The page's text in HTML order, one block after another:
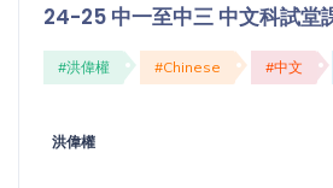
24-25 中一至中三 中文科試堂
#洪偉權 #Chinese #中文
洪偉權